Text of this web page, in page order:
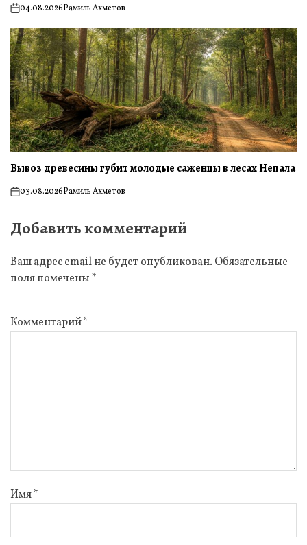
on04.08.2026Рамиль Ахметов
Вывоз древесины губит молодые саженцы в лесах Непала
on03.08.2026Рамиль Ахметов
Добавить комментарий
Ваш адрес email не будет опубликован. Обязательные
поля помечены*
Комментарий*
Имя*